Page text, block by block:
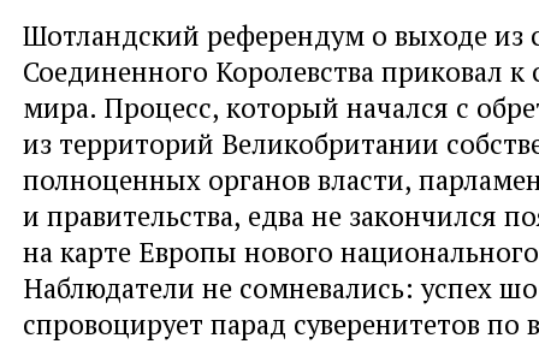
Шотландский референдум о выходе из
Соединенного Королевства приковал к
мира. Процесс, который начался с
из территорий Великобритании
полноценных органов власти,
и правительства, едва не закончился
на карте Европы нового национального
Наблюдатели не сомневались: успех
спровоцирует парад суверенитетов по